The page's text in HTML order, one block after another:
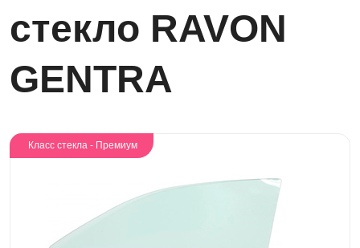
стекло RAVON
GENTRA
Класс стекла - Премиум